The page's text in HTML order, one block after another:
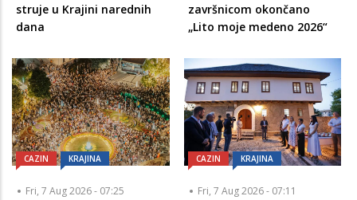
struje u Krajini narednih
dana
završnicom okončano
„Lito moje medeno 2026“
CAZIN KRAJINA
Fri, 7 Aug 2026 - 07:25
CAZIN KRAJINA
Fri, 7 Aug 2026 - 07:11